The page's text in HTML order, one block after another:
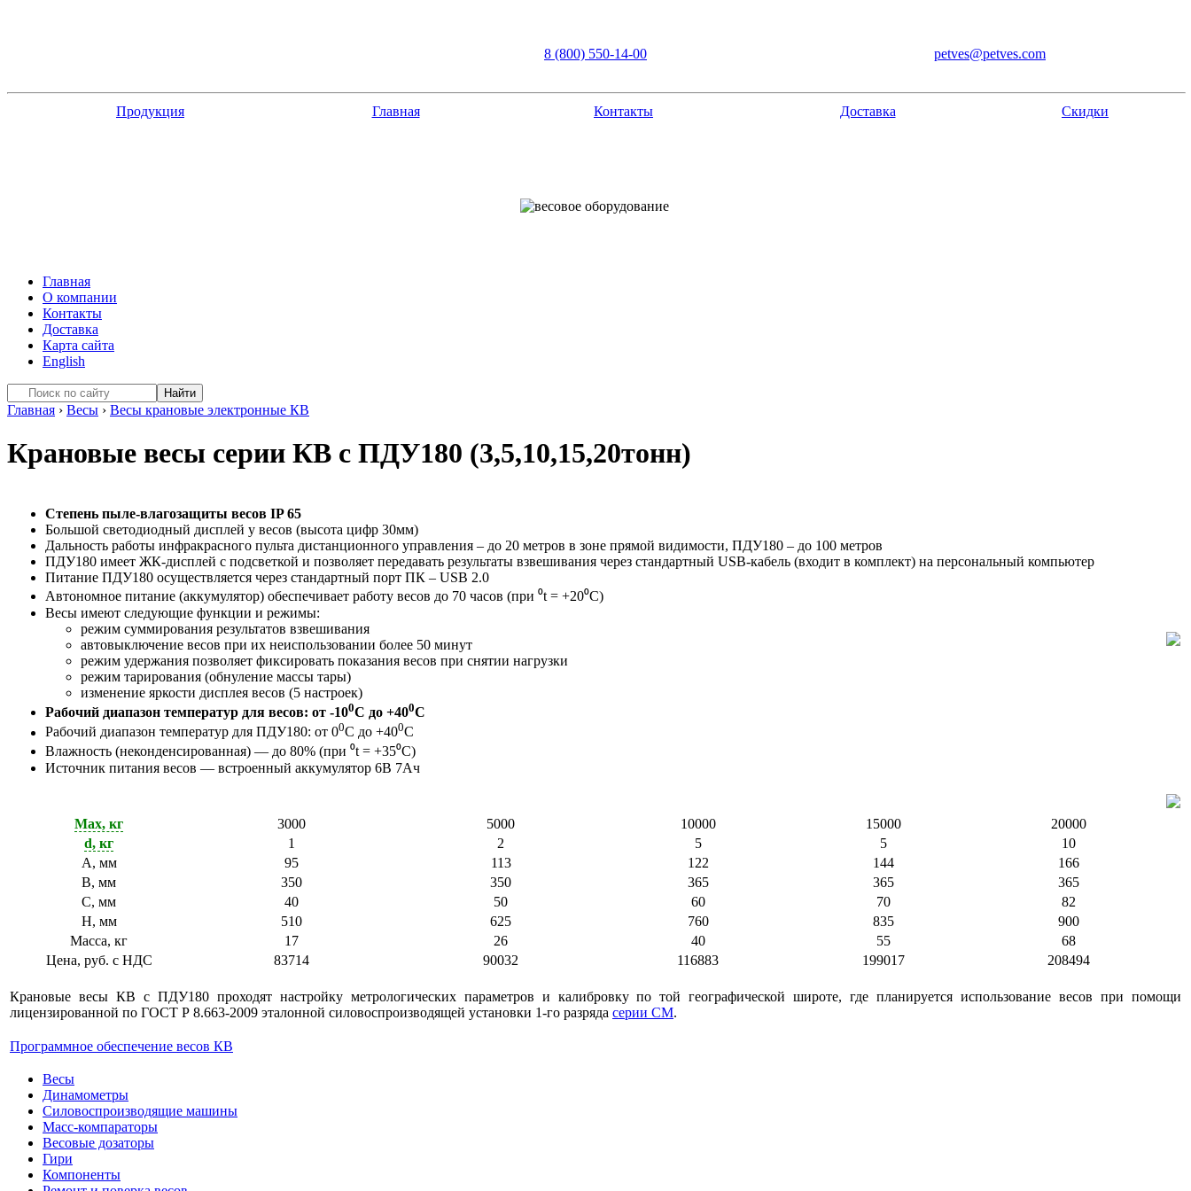
8 (800) 550-14-00 petves@petves.com
Продукция Главная Контакты Доставка Скидки
Главная
О компании
Контакты
Доставка
Карта сайта
English
Главная › Весы › Весы крановые электронные КВ
Крановые весы серии КВ с ПДУ180 (3,5,10,15,20тонн)
Степень пыле-влагозащиты весов IP 65
Большой светодиодный дисплей у весов (высота цифр 30мм)
Дальность работы инфракрасного пульта дистанционного управления – до 20 метров в зоне прямой видимости, ПДУ180 – до 100 метров
ПДУ180 имеет ЖК-дисплей с подсветкой и позволяет передавать результаты взвешивания через стандартный USB-кабель (входит в комплект) на персональный компьютер
Питание ПДУ180 осуществляется через стандартный порт ПК – USB 2.0
Автономное питание (аккумулятор) обеспечивает работу весов до 70 часов (при ⁰t = +20⁰C)
Весы имеют следующие функции и режимы:
режим суммирования результатов взвешивания
автовыключение весов при их неиспользовании более 50 минут
режим удержания позволяет фиксировать показания весов при снятии нагрузки
режим тарирования (обнуление массы тары)
изменение яркости дисплея весов (5 настроек)
Рабочий диапазон температур для весов: от -100C до +400C
Рабочий диапазон температур для ПДУ180: от 00C до +400C
Влажность (неконденсированная) — до 80% (при ⁰t = +35⁰C)
Источник питания весов — встроенный аккумулятор 6В 7Ач
Max, кг
3000 5000 10000 15000
20000
d, кг
1 2 5 5
10
А, мм
95 113 122 144
166
В, мм
350 350 365 365
365
C, мм
40 50 60 70
82
H, мм
510 625 760 835
900
Масса, кг
17 26 40 55
68
Цена, руб. с НДС
83714 90032 116883 199017 208494
Крановые весы КВ с ПДУ180 проходят настройку метрологических параметров и калибровку по той географической широте, где планируется использование весов при помощи
лицензированной по ГОСТ Р 8.663-2009 эталонной силовоспроизводящей установки 1-го разряда серии СМ.
Программное обеспечение весов КВ
Весы
Динамометры
Силовоспроизводящие машины
Масс-компараторы
Весовые дозаторы
Гири
Компоненты